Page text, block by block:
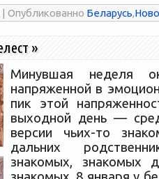
| Опубликованно Беларусь,
»
Минувшая неделя
напряженной в
пик этой
выходной день —
версии чьих-то
дальних
знакомых, знакомых